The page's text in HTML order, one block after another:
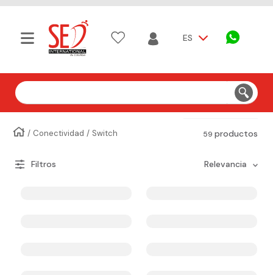
ES
Buscar
Conectividad Switch 59productos
relevancia